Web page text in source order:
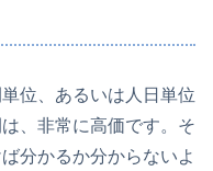
位、あるいは人日単位
、非常に高価です。そ
分かるか分からないよ